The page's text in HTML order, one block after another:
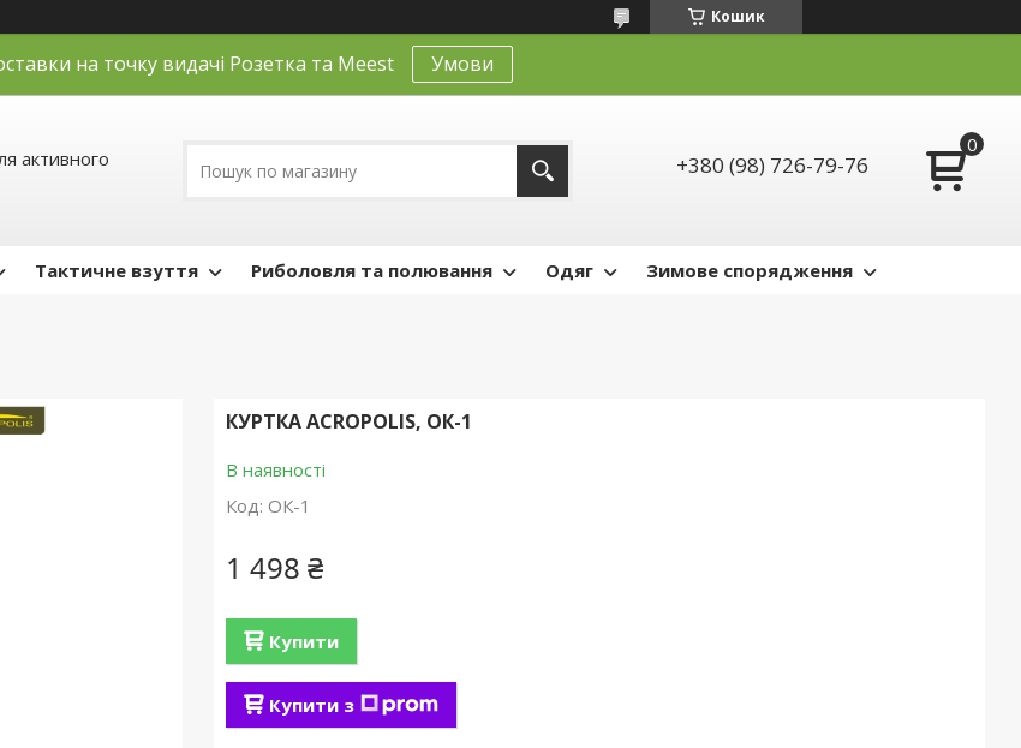
Кошик
на точку видачі Розетка та Meest Умови
активного
+380 (98) 726-79-76
Тактичне взуття Риболовля та полювання Одяг Зимове спорядження
КУРТКА ACROPOLIS, ОК-1
В наявності
Код: ОК-1
1 498 ₴
Купити
Купити з